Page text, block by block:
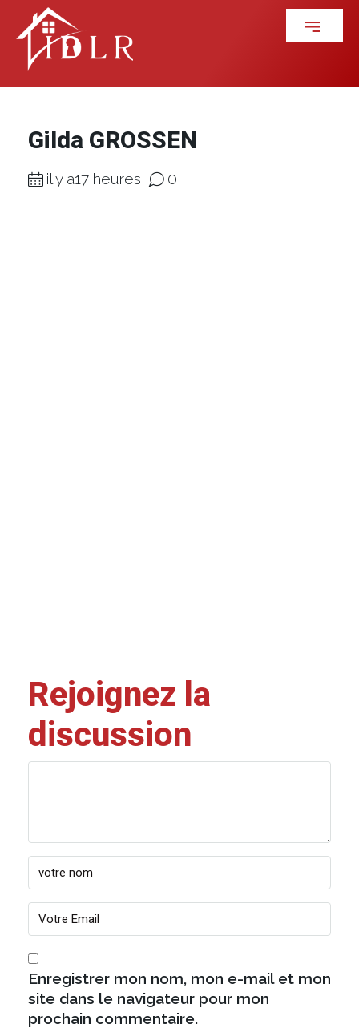
Gilda GROSSEN
il y a17 heures 0
Rejoignez la
discussion
Enregistrer mon nom, mon e-mail et mon
site dans le navigateur pour mon
prochain commentaire.